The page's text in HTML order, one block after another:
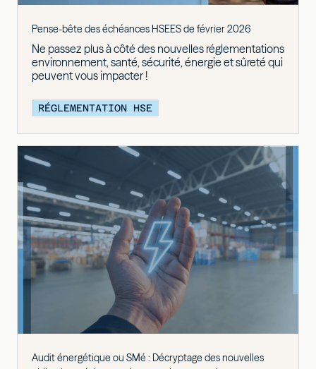
Pense-bête des échéances HSEES de février 2026
Ne passez plus à côté des nouvelles réglementations
environnement, santé, sécurité, énergie et sûreté qui
peuvent vous impacter !
RÉGLEMENTATION HSE
Audit énergétique ou SMé : Décryptage des nouvelles